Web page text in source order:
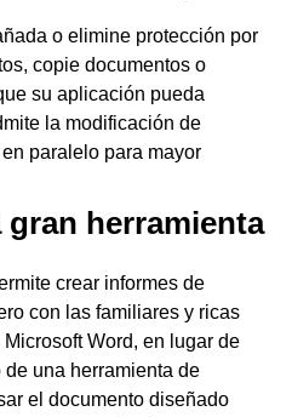
o elimine protección por
copie documentos o
su aplicación pueda
la modificación de
paralelo para mayor
gran herramienta
crear informes de
con las familiares y ricas
Word, en lugar de
una herramienta de
el documento diseñado